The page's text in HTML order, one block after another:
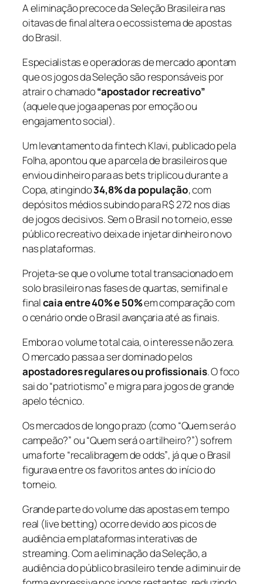
A eliminação precoce da Seleção Brasileira nas
oitavas de final altera o ecossistema de apostas
do Brasil.
Especialistas e operadoras de mercado apontam
que os jogos da Seleção são responsáveis por
atrair o chamado“apostador recreativo”
(aquele que joga apenas por emoção ou
engajamento social).
Um levantamento da fintech Klavi, publicado pela
Folha, apontou que a parcela de brasileiros que
enviou dinheiro para asbetstriplicou durante a
Copa, atingindo34,8% da população, com
depósitos médios subindo para R$ 272 nos dias
de jogos decisivos. Sem o Brasil no torneio, esse
público recreativo deixa de injetar dinheiro novo
nas plataformas.
Projeta-se que o volume total transacionado em
solo brasileiro nas fases de quartas, semifinal e
finalcaia entre 40% e 50%em comparação com
o cenário onde o Brasil avançaria até as finais.
Embora o volume total caia, o interesse não zera.
O mercado passa a ser dominado pelos
apostadores regulares ou profissionais. O foco
sai do “patriotismo” e migra para jogos de grande
apelo técnico.
Os mercados de longo prazo (como“Quem será o
campeão?”ou“Quem será o artilheiro?”) sofrem
uma forte “recalibragem deodds”, já que o Brasil
figurava entre os favoritos antes do início do
torneio.
Grande parte do volume das apostas em tempo
real (live betting) ocorre devido aos picos de
audiência em plataformas interativas de
streaming. Com a eliminação da Seleção, a
audiência do público brasileiro tende a diminuir de